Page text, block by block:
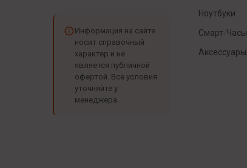
Информация на сайте
носит справочный
характер и не
является публичной
офертой. Все условия
уточняйте у
менеджера.
Ноутбуки
Смарт-Часы
Аксессуары